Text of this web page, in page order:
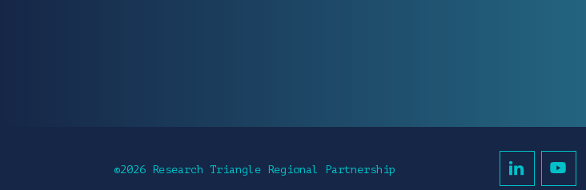
©2026 Research Triangle Regional Partnership